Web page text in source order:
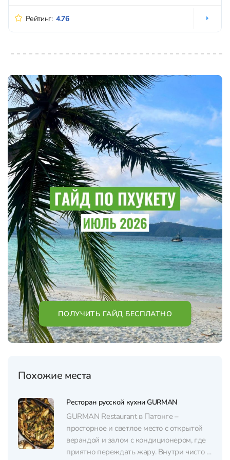
Рейтинг: 4.76
ПОЛУЧИТЬ ГАЙД БЕСПЛАТНО
Похожие места
Ресторан русской кухни GURMAN
GURMAN Restaurant в Патонге –
просторное и светлое место с открытой
верандой и залом с кондиционером, где
приятно переждать жару. Внутри чисто и